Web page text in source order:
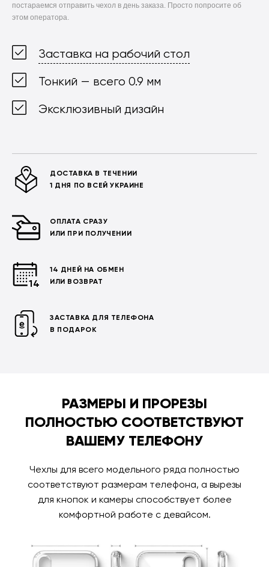
постараемся отправить чехол в день заказа. Просто попросите об
этом оператора.
Заставка на рабочий стол
Тонкий — всего 0.9 мм
Эксклюзивный дизайн
ДОСТАВКА В ТЕЧЕНИИ
1 ДНЯ ПО ВСЕЙ УКРАИНЕ
ОПЛАТА СРАЗУ
ИЛИ ПРИ ПОЛУЧЕНИИ
14 ДНЕЙ НА ОБМЕН
ИЛИ ВОЗВРАТ
ЗАСТАВКА ДЛЯ ТЕЛЕФОНА
В ПОДАРОК
РАЗМЕРЫ И ПРОРЕЗЫ
ПОЛНОСТЬЮ СООТВЕТСТВУЮТ
ВАШЕМУ ТЕЛЕФОНУ
Чехлы для всего модельного ряда полностью
соответствуют размерам телефона, а вырезы
для кнопок и камеры способствует более
комфортной работе с девайсом.